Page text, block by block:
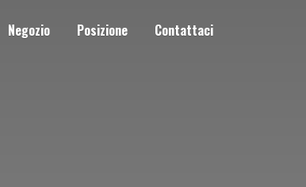
Negozio Posizione Contattaci